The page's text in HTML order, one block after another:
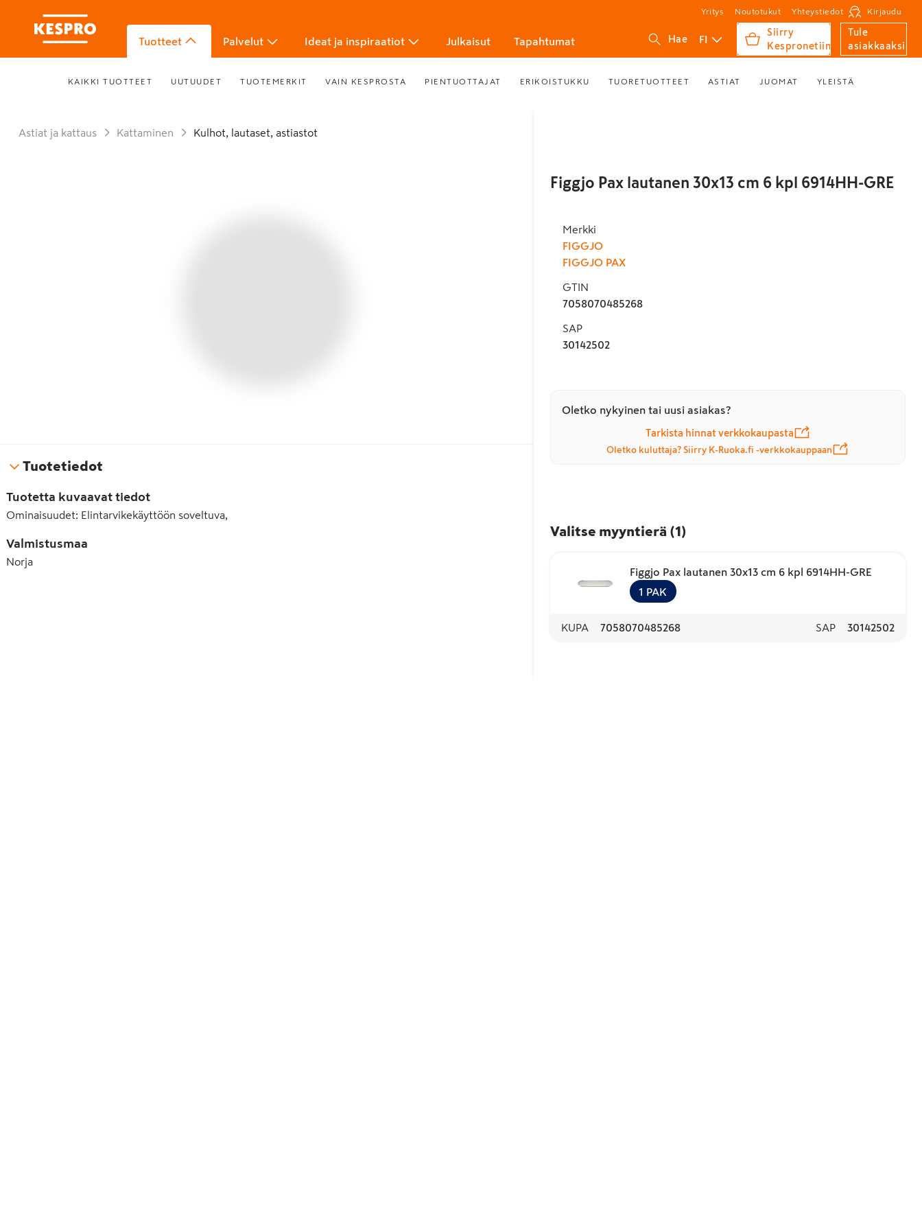
Yritys Noutotukut Yhteystiedot Kirjaudu
Tuotteet Palvelut Ideat ja inspiraatiot Julkaisut Tapahtumat Hae FI
Siirry
Kespronetiin
Tule
asiakkaaksi
KAIKKI TUOTTEET UUTUUDET TUOTEMERKIT VAIN KESPROSTA PIENTUOTTAJAT ERIKOISTUKKU TUORETUOTTEET ASTIAT JUOMAT YLEISTÄ
Astiat ja kattaus Kattaminen Kulhot, lautaset, astiastot
Tuotetiedot
Tuotetta kuvaavat tiedot
Ominaisuudet: Elintarvikekäyttöön soveltuva,
Valmistusmaa
Norja
Figgjo Pax lautanen 30x13 cm 6 kpl 6914HH-GRE
Merkki
FIGGJO
FIGGJO PAX
GTIN
7058070485268
SAP
30142502
Oletko nykyinen tai uusi asiakas?
Tarkista hinnat verkkokaupasta
Oletko kuluttaja? Siirry K-Ruoka.fi -verkkokauppaan
Valitse myyntierä (1 )
Figgjo Pax lautanen 30x13 cm 6 kpl 6914HH-GRE
1 PAK
KUPA 7058070485268 SAP 30142502